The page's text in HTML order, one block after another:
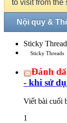
to visit from the
Nội quy &
Sticky
Sticky Threads
Đánh
- khi sử
Viết bài cuối
1